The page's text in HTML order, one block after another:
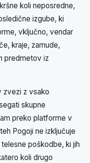
koli neposredne,
izgube, ki
vključno, vendar
kraje, zamude,
predmetov iz
zvezi z vsako
skupne
preko platforme v
Pogoji ne izključuje
poškodbe, ki jih
koli drugo